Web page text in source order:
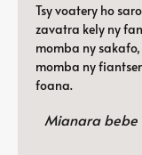
Tsy voatery ho
zavatra kely ny
momba ny
momba ny
foana.
Mianara bebe